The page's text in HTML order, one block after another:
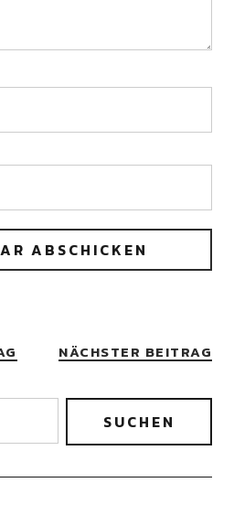
NÄCHSTER BEITRAG